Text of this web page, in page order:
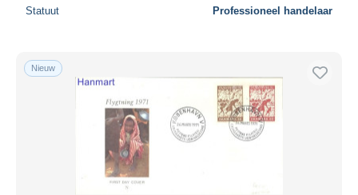
Statuut Professioneel handelaar
Nieuw